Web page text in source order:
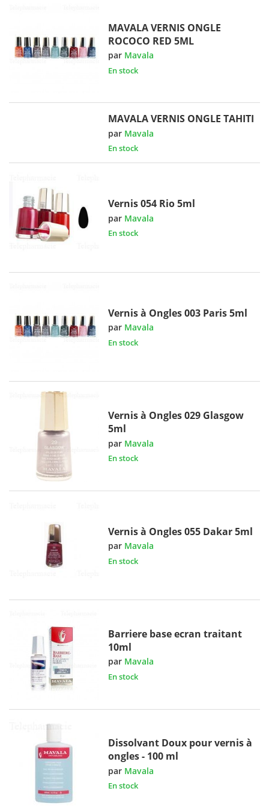
MAVALA VERNIS ONGLE
ROCOCO RED 5ML
par Mavala
En stock
MAVALA VERNIS ONGLE TAHITI
par Mavala
En stock
Vernis 054 Rio 5ml
par Mavala
En stock
Vernis à Ongles 003 Paris 5ml
par Mavala
En stock
Vernis à Ongles 029 Glasgow
5ml
par Mavala
En stock
Vernis à Ongles 055 Dakar 5ml
par Mavala
En stock
Barriere base ecran traitant
10ml
par Mavala
En stock
Dissolvant Doux pour vernis à
ongles - 100 ml
par Mavala
En stock